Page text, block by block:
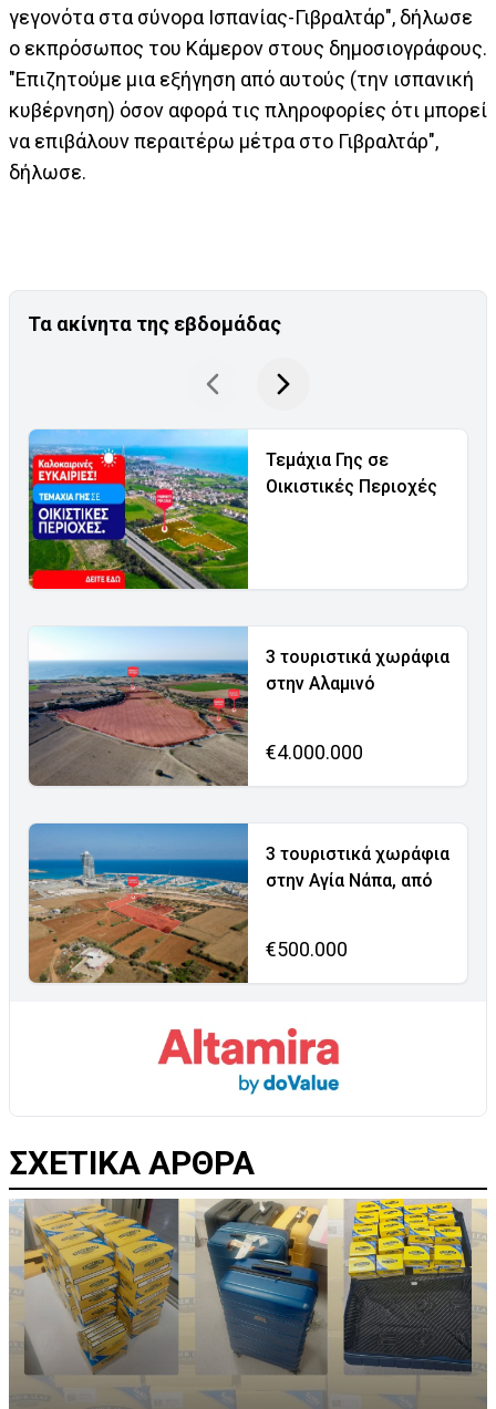
γεγονότα στα σύνορα Ισπανίας-Γιβραλτάρ", δήλωσε
ο εκπρόσωπος του Κάμερον στους δημοσιογράφους.
"Επιζητούμε μια εξήγηση από αυτούς (την ισπανική
κυβέρνηση) όσον αφορά τις πληροφορίες ότι μπορεί
να επιβάλουν περαιτέρω μέτρα στο Γιβραλτάρ",
δήλωσε.
Τα ακίνητα της εβδομάδας
Τεμάχια Γης σε
Οικιστικές Περιοχές
3 τουριστικά χωράφια
στην Αλαμινό
€4.000.000
3 τουριστικά χωράφια
στην Αγία Νάπα, από
€500.000
ΣΧΕΤΙΚΑ ΑΡΘΡΑ